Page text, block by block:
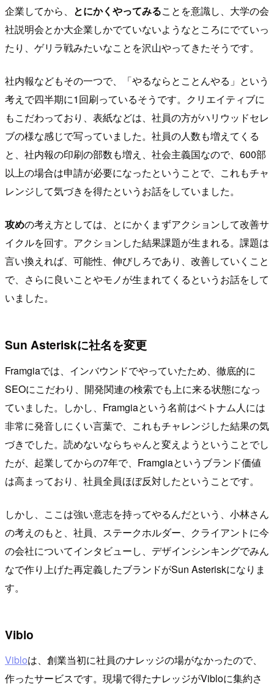
企業してから、 とにかくやってみることを意識し、大学の会
社説明会とか大企業しかでていないようなところにでていっ
たり、ゲリラ戦みたいなことを沢山やってきたそうです。
社内報などもその一つで、「やるならとことんやる」という
考えで四半期に1回刷っているそうです。クリエイティブに
もこだわっており、表紙などは、社員の方がハリウッドセレ
ブの様な感じで写っていました。社員の人数も増えてくる
と、社内報の印刷の部数も増え、社会主義国なので、600部
以上の場合は申請が必要になったということで、これもチャ
レンジして気づきを得たというお話をしていました。
攻めの考え方としては、とにかくまずアクションして改善サ
イクルを回す。アクションした結果課題が生まれる。課題は
言い換えれば、可能性、伸びしろであり、改善していくこと
で、さらに良いことやモノが生まれてくるというお話をして
いました。
Sun Asteriskに社名を変更
Framgiaでは、インバウンドでやっていたため、徹底的に
SEOにこだわり、開発関連の検索でも上に来る状態になっ
ていました。しかし、Framgiaという名前はベトナム人には
非常に発音しにくい言葉で、これもチャレンジした結果の気
づきでした。読めないならちゃんと変えようということでし
たが、起業してからの7年で、Framgiaというブランド価値
は高まっており、社員全員ほぼ反対したということです。
しかし、ここは強い意志を持ってやるんだという、小林さん
の考えのもと、社員、ステークホルダー、クライアントに今
の会社についてインタビューし、デザインシンキングでみん
なで作り上げた再定義したブランドがSun Asteriskになりま
す。
Viblo
Vibloは、創業当初に社員のナレッジの場がなかったので、
作ったサービスです。現場で得たナレッジがVibloに集約さ